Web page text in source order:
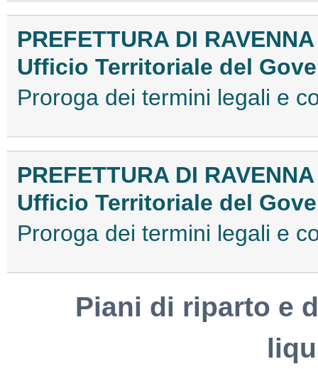
PREFETTURA DI RAVENNA
Ufficio Territoriale del
Proroga dei termini legali e
PREFETTURA DI RAVENNA
Ufficio Territoriale del
Proroga dei termini legali e
Piani di riparto e